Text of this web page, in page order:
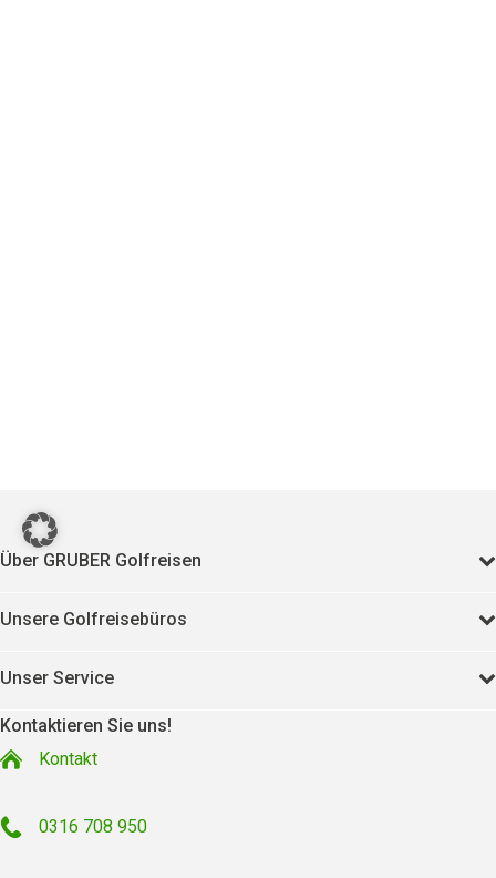
Über GRUBER Golfreisen
Unsere Golfreisebüros
Unser Service
Kontaktieren Sie uns!
Kontakt
0316 708 950